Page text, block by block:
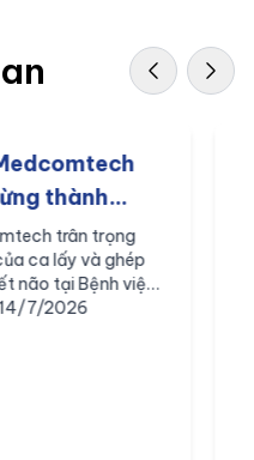
thành
đa tạng
tại Bệnh
Pôn ngày
trân trọng
ca lấy và ghép
não tại Bệnh viện
14/7/2026